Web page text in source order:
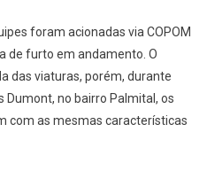
foram acionadas via COPOM
de furto em andamento. O
das viaturas, porém, durante
no bairro Palmital, os
com as mesmas características